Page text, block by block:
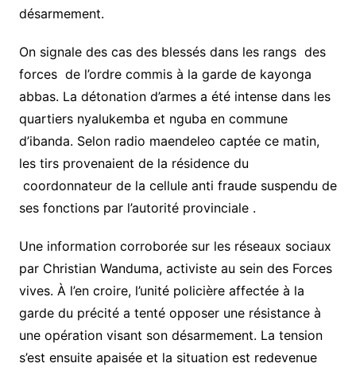
désarmement.
On signale des cas des blessés dans les rangs des
forces de l’ordre commis à la garde de kayonga
abbas. La détonation d’armes a été intense dans les
quartiers nyalukemba et nguba en commune
d’ibanda. Selon radio maendeleo captée ce matin,
les tirs provenaient de la résidence du
coordonnateur de la cellule anti fraude suspendu de
ses fonctions par l’autorité provinciale .
Une information corroborée sur les réseaux sociaux
par Christian Wanduma, activiste au sein des Forces
vives. À l’en croire, l’unité policière affectée à la
garde du précité a tenté opposer une résistance à
une opération visant son désarmement. La tension
s’est ensuite apaisée et la situation est redevenue